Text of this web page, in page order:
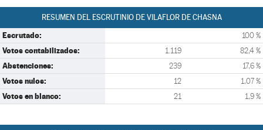
RESUMEN DEL ESCRUTINIO DE VILAFLOR DE CHASNA
Escrutado: 100 %
Votos contabilizados: 1.119 82,4 %
Abstenciones: 239 17,6 %
Votos nulos: 12 1,07 %
Votos en blanco: 21 1,9 %